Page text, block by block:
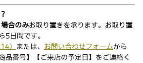
合のみお取り置きを承ります。お取り置
5日間です。
） または、 お問い合わせフォーム から
品番号】【ご来店の予定日】をご連絡く